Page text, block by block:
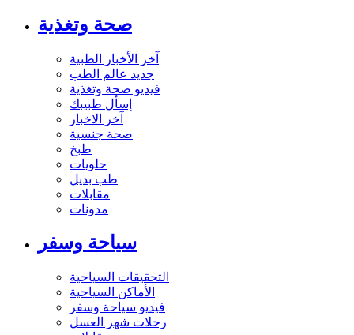
صحة وتغذية
آخر الأخبار الطبية
جديد عالم الطب
فيديو صحة وتغذية
إسأل طبيبك
آخر الاخبار
صحة جنسية
طبخ
حلويات
طب بديل
مقابلات
مدونات
سياحة وسفر
التحقيقات السياحية
الأماكن السياحية
فيديو سياحة وسفر
رحلات شهر العسل